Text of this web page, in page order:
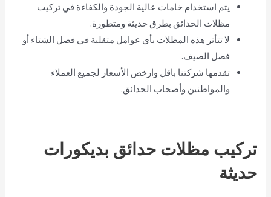
يتم استخدام خامات عالية الجودة والكفاءة في تركيب
مظلات الحدائق بطرق حديثة ومتطورة.
لا تتأثر هذه المظلات بأي عوامل متقلبة في فصل الشتاء أو
فصل الصيف.
تقدمها شركتنا باقل وارخص الأسعار لجميع العملاء
والمواطنين وأصحاب الحدائق.
تركيب مظلات حدائق بديكورات
حديثة